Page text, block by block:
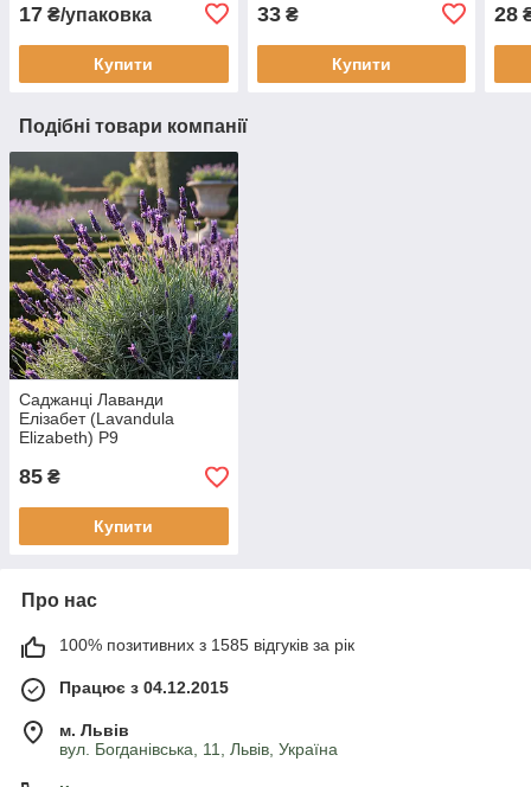
17 ₴/упаковка
Купити
33₴
Купити
28
Подібні товари компанії
Саджанці Лаванди
Елізабет (Lavandula
Elizabeth) Р9
85 ₴
Купити
Про нас
100% позитивних з 1585 відгуків за рік
Працює з 04.12.2015
м. Львів
вул. Богданівська, 11, Львів, Україна